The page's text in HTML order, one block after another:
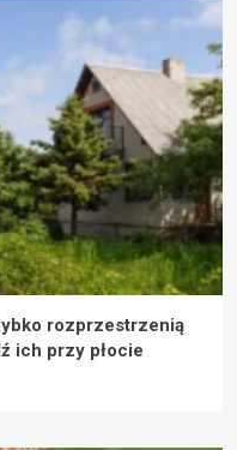
rozprzestrzenią
ich przy płocie